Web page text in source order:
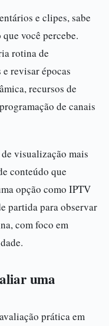
e clipes, sabe
você percebe.
rotina de
revisar épocas
recursos de
de canais
visualização mais
conteúdo que
opção como IPTV
partida para observar
com foco em
uma
prática em